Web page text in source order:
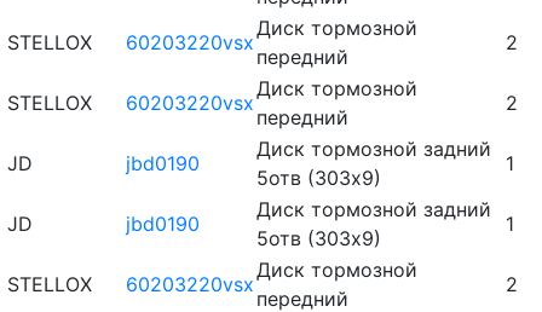
STELLOX 60203220vsx
Диск тормозной
передний
2
STELLOX 60203220vsx
Диск тормозной
передний
2
JD jbd0190
Диск тормозной задний
5отв (303х9)
1
JD jbd0190
Диск тормозной задний
5отв (303х9)
1
STELLOX 60203220vsx
Диск тормозной
передний
2